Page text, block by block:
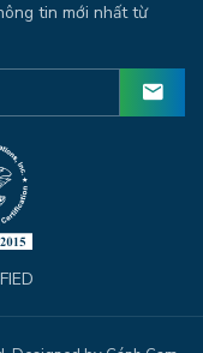
tin mới nhất từ